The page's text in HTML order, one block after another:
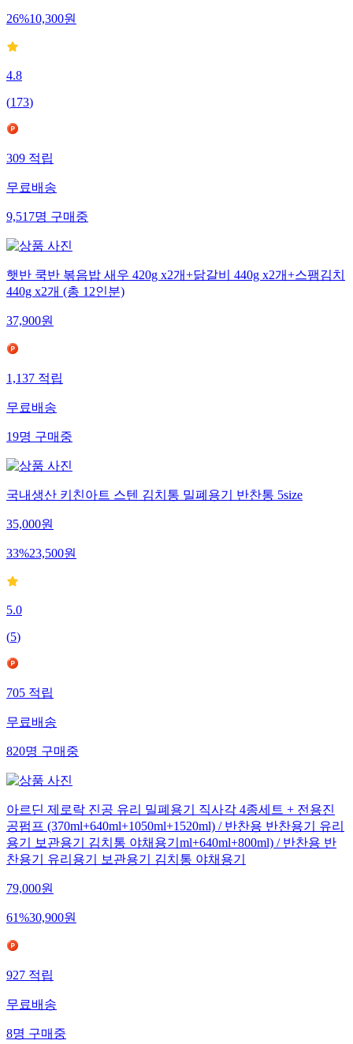
26%10,300원
4.8
(173)
309적립
무료배송
9,517명구매중
햇반 쿡반 볶음밥 새우 420g x2개+닭갈비 440g x2개+스팸김치
440g x2개 (총 12인분)
37,900원
1,137적립
무료배송
19명구매중
국내생산 키친아트 스텐 김치통 밀폐용기 반찬통 5size
35,000원
33%23,500원
5.0
(5)
705적립
무료배송
820명구매중
아르딘 제로락 진공 유리 밀폐용기 직사각 4종세트 + 전용진
공펌프 (370ml+640ml+1050ml+1520ml) / 반찬용 반찬용기 유리
용기 보관용기 김치통 야채용기ml+640ml+800ml) / 반찬용 반
찬용기 유리용기 보관용기 김치통 야채용기
79,000원
61%30,900원
927적립
무료배송
8명구매중